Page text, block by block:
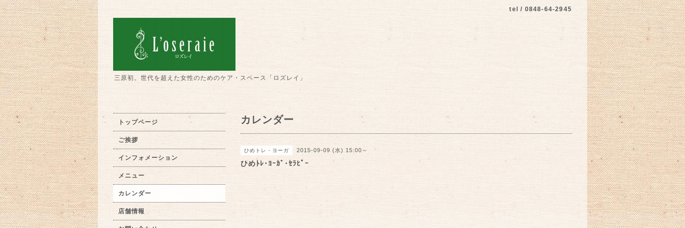
tel / 0848-64-2945
三原初。世代を超えた女性のためのケア・スペース「ロズレイ」
カレンダー
ひめトレ・ヨーガ 2015-09-09 (水) 15:00～
ひめﾄﾚ･ﾖｰｶﾞ･ｾﾗﾋﾟｰ
トップページ
ご挨拶
インフォメーション
メニュー
カレンダー
店舗情報